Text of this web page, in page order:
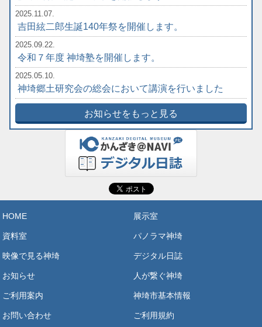
2025.11.07.
吉田絃二郎生誕140年祭を開催します。
2025.09.22.
令和７年度 神埼塾を開催します。
2025.05.10.
神埼郷土研究会の総会において講演を行いました
お知らせをもっと見る
HOME 展示室
資料室 パノラマ神埼
映像で見る神埼 デジタル日誌
お知らせ 人が繋ぐ神埼
ご利用案内 神埼市基本情報
お問い合わせ ご利用規約